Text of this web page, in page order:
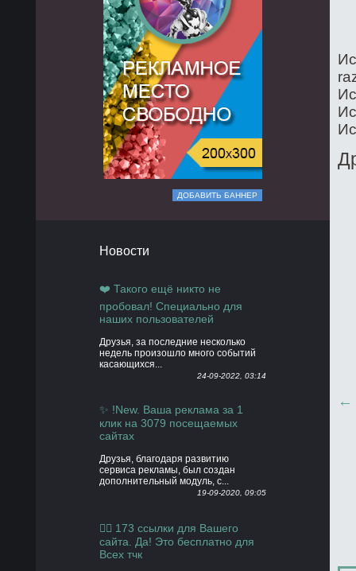
ДОБАВИТЬ БАННЕР
Новости
❤️ Такого ещё никто не
пробовал! Специально для
наших пользователей
Друзья, за последние несколько
недель произошло много событий
касающихся...
24-09-2022, 03:14
✨ !New. Ваша реклама за 1
клик на 3079 посещаемых
сайтах
Друзья, благодаря развитию
сервиса рекламы, был создан
дополнительный модуль, с...
19-09-2020, 09:05
👍🏻 173 ссылки для Вашего
сайта. Да! Это бесплатно для
Всех тчк
←